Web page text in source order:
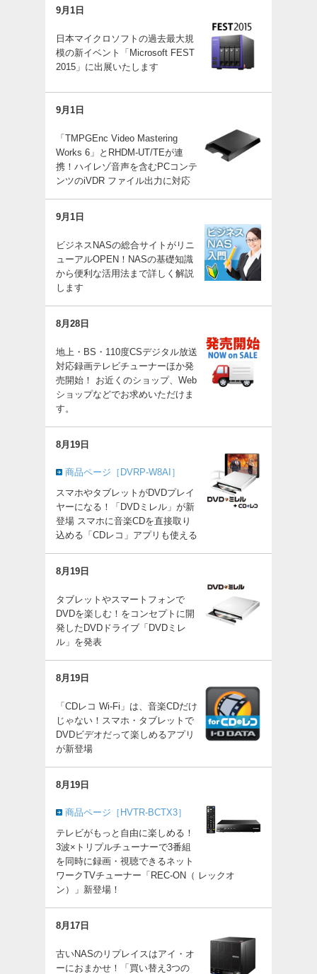
9月1日
日本マイクロソフトの過去最大規
模の新イベント「Microsoft FEST
2015」に出展いたします
9月1日
「TMPGEnc Video Mastering
Works 6」とRHDM-UT/TEが連
携！ハイレゾ音声を含むPCコンテ
ンツのiVDR ファイル出力に対応
9月1日
ビジネスNASの総合サイトがリニ
ューアルOPEN！NASの基礎知識
から便利な活用法まで詳しく解説
します
8月28日
地上・BS・110度CSデジタル放送
対応録画テレビチューナーほか発
売開始！ お近くのショップ、Web
ショップなどでお求めいただけま
す。
8月19日
商品ページ［DVRP-W8AI］
スマホやタブレットがDVDプレイ
ヤーになる！「DVDミレル」が新
登場 スマホに音楽CDを直接取り
込める「CDレコ」アプリも使える
8月19日
タブレットやスマートフォンで
DVDを楽しむ！をコンセプトに開
発したDVDドライブ「DVDミレ
ル」を発表
8月19日
「CDレコ Wi-Fi」は、音楽CDだけ
じゃない！スマホ・タブレットで
DVDビデオだって楽しめるアプリ
が新登場
8月19日
商品ページ［HVTR-BCTX3］
テレビがもっと自由に楽しめる！
3波×トリプルチューナーで3番組
を同時に録画・視聴できるネット
ワークTVチューナー「REC-ON（ レックオ
ン）」新登場！
8月17日
古いNASのリプレイスはアイ・オ
ーにおまかせ！「買い替え3つの